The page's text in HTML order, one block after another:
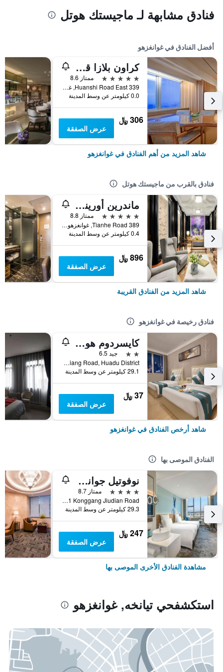
فنادق مشابهة لـ ماجيستك هوتل
أفضل الفنادق في غوانغزهو
كراون بلازا قوانغتشو سيتي سنتر، أحد الفنادق من مجموعة فنادق إنتركونتيننتال - سكاي لاين 63 بار للاستمتاع بإطلالة على مدينة قوانغتشو
5 نجوم
ممتاز 8.6
339 Huanshi Road East, غوانغزهو, الصين
0.0 كيلومتر عن وسط المدينة
306 ﷼
عرض الصفقة
شاهد المزيد من أهم الفنادق في غوانغزهو
فنادق بالقرب من ماجيستك هوتل
ماندرين أورينتال، قوانتشو
5 نجوم
ممتاز 8.8
389 Tianhe Road, غوانغزهو, الصين
0.4 كيلومتر عن وسط المدينة
896 ﷼
عرض الصفقة
شاهد المزيد من الفنادق القريبة
فنادق رخيصة في غوانغزهو
كايسردوم هوتل أيربورت برانش
2 نجمتين
جيد 6.5
No. 2 Shunxiang Road, Huadu District, غوانغزهو, الصين
29.1 كيلومتر عن وسط المدينة
37 ﷼
عرض الصفقة
شاهد أرخص الفنادق في غوانغزهو
الفنادق الموصى بها
نوفوتيل جوانجشو بايون أيربورت
4 نجوم
ممتاز 8.7
No 1 Konggang Jiudian Road, غوانغزهو, الصين
29.3 كيلومتر عن وسط المدينة
247 ﷼
عرض الصفقة
مشاهدة الفنادق الأخرى الموصى بها
استكشفحي تيانخه, غوانغزهو